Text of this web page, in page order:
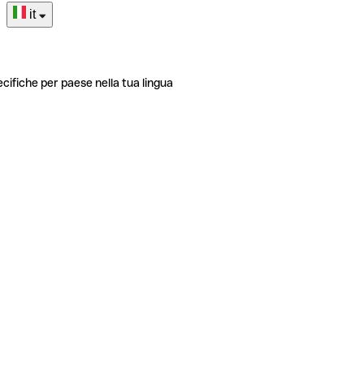
it
per paese nella tua lingua